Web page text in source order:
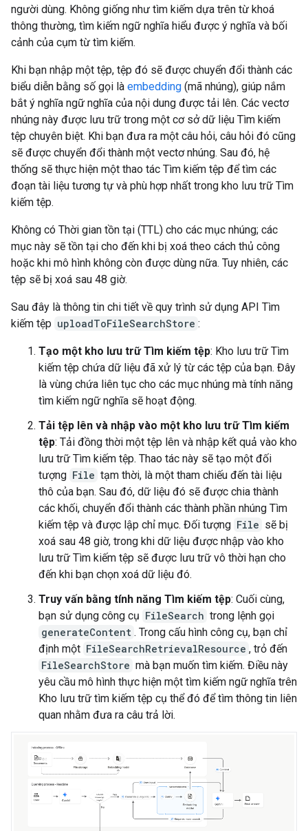
người dùng. Không giống như tìm kiếm dựa trên từ khoá
thông thường, tìm kiếm ngữ nghĩa hiểu được ý nghĩa và bối
cảnh của cụm từ tìm kiếm.
Khi bạn nhập một tệp, tệp đó sẽ được chuyển đổi thành các
biểu diễn bằng số gọi là embedding (mã nhúng), giúp nắm
bắt ý nghĩa ngữ nghĩa của nội dung được tải lên. Các vectơ
nhúng này được lưu trữ trong một cơ sở dữ liệu Tìm kiếm
tệp chuyên biệt. Khi bạn đưa ra một câu hỏi, câu hỏi đó cũng
sẽ được chuyển đổi thành một vectơ nhúng. Sau đó, hệ
thống sẽ thực hiện một thao tác Tìm kiếm tệp để tìm các
đoạn tài liệu tương tự và phù hợp nhất trong kho lưu trữ Tìm
kiếm tệp.
Không có Thời gian tồn tại (TTL) cho các mục nhúng; các
mục này sẽ tồn tại cho đến khi bị xoá theo cách thủ công
hoặc khi mô hình không còn được dùng nữa. Tuy nhiên, các
tệp sẽ bị xoá sau 48 giờ.
Sau đây là thông tin chi tiết về quy trình sử dụng API Tìm
kiếm tệp uploadToFileSearchStore :
Tạo một kho lưu trữ Tìm kiếm tệp: Kho lưu trữ Tìm
kiếm tệp chứa dữ liệu đã xử lý từ các tệp của bạn. Đây
là vùng chứa liên tục cho các mục nhúng mà tính năng
tìm kiếm ngữ nghĩa sẽ hoạt động.
Tải tệp lên và nhập vào một kho lưu trữ Tìm kiếm
tệp: Tải đồng thời một tệp lên và nhập kết quả vào kho
lưu trữ Tìm kiếm tệp. Thao tác này sẽ tạo một đối
tượng File tạm thời, là một tham chiếu đến tài liệu
thô của bạn. Sau đó, dữ liệu đó sẽ được chia thành
các khối, chuyển đổi thành các thành phần nhúng Tìm
kiếm tệp và được lập chỉ mục. Đối tượng File sẽ bị
xoá sau 48 giờ, trong khi dữ liệu được nhập vào kho
lưu trữ Tìm kiếm tệp sẽ được lưu trữ vô thời hạn cho
đến khi bạn chọn xoá dữ liệu đó.
Truy vấn bằng tính năng Tìm kiếm tệp: Cuối cùng,
bạn sử dụng công cụ FileSearch trong lệnh gọi
generateContent . Trong cấu hình công cụ, bạn chỉ
định một FileSearchRetrievalResource , trỏ đến
FileSearchStore mà bạn muốn tìm kiếm. Điều này
yêu cầu mô hình thực hiện một tìm kiếm ngữ nghĩa trên
Kho lưu trữ tìm kiếm tệp cụ thể đó để tìm thông tin liên
quan nhằm đưa ra câu trả lời.